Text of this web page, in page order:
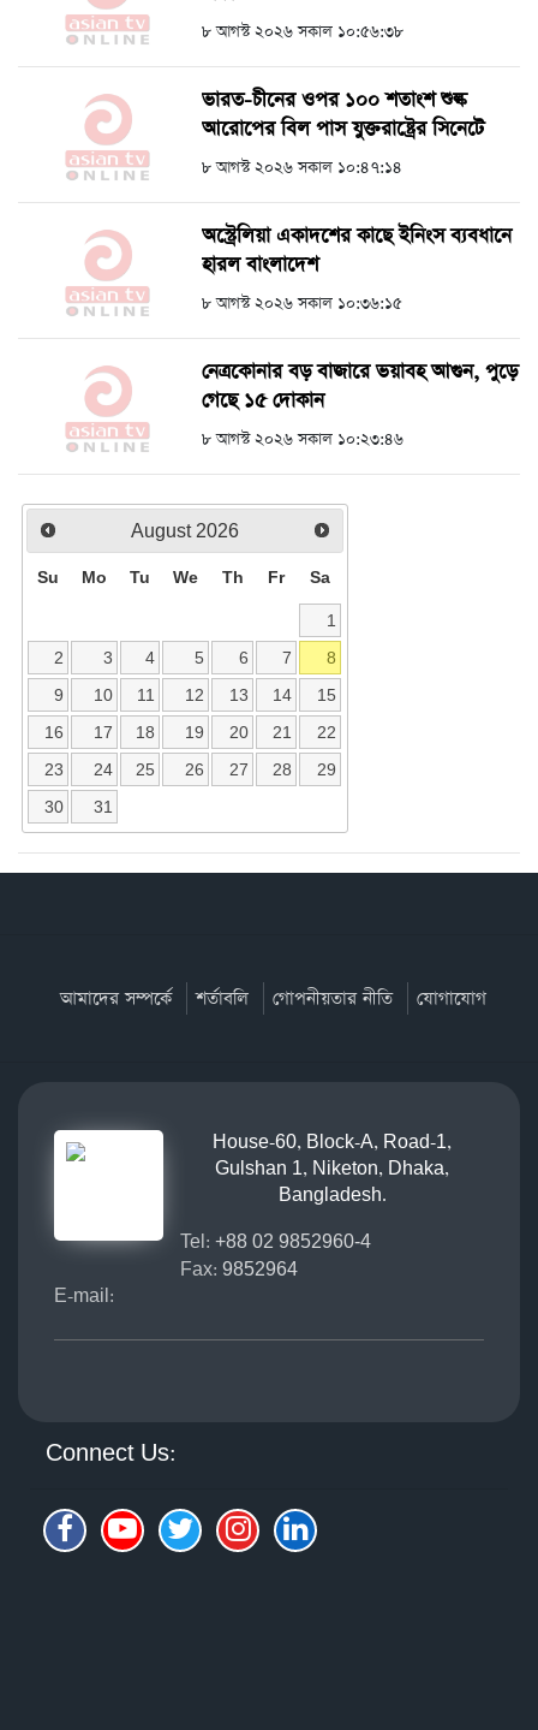
৮ আগস্ট ২০২৬ সকাল ১০:৫৬:৩৮
ভারত-চীনের ওপর ১০০ শতাংশ শুল্ক
আরোপের বিল পাস যুক্তরাষ্ট্রের সিনেটে
৮ আগস্ট ২০২৬ সকাল ১০:৪৭:১৪
অস্ট্রেলিয়া একাদশের কাছে ইনিংস ব্যবধানে
হারল বাংলাদেশ
৮ আগস্ট ২০২৬ সকাল ১০:৩৬:১৫
নেত্রকোনার বড় বাজারে ভয়াবহ আগুন, পুড়ে
গেছে ১৫ দোকান
৮ আগস্ট ২০২৬ সকাল ১০:২৩:৪৬
August 2026
Su Mo Tu We Th Fr Sa
1
2
3 4 5 6 7
8
9
10 11 12 13 14
15
16
17 18 19 20 21
22
23
24 25 26 27 28
29
30
31
আমাদের সম্পর্কে শর্তাবলি গোপনীয়তার নীতি যোগাযোগ
House-60, Block-A, Road-1,
Gulshan 1, Niketon, Dhaka,
Bangladesh.
Tel: +88 02 9852960-4
Fax: 9852964
E-mail:
Connect Us: